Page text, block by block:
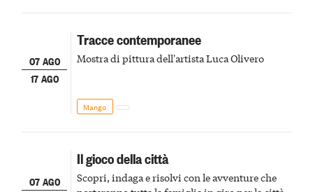
07 AGO
17 AGO
Tracce contemporanee
Mostra di pittura dell'artista Luca Olivero
Mango
07 AGO
Il gioco della città
Scopri, indaga e risolvi con le avventure che